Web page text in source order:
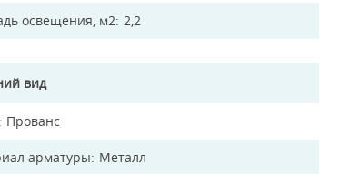
освещения, м2 2,2
вид
Прованс
арматуры Металл